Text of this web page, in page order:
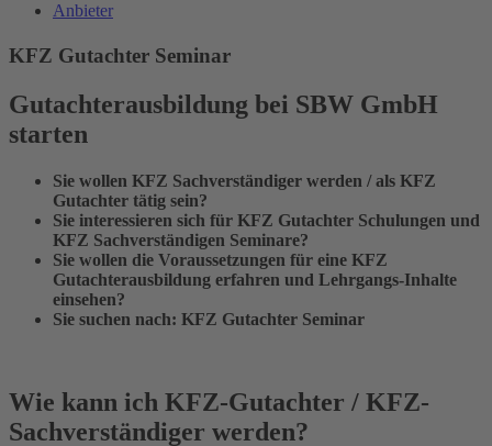
Anbieter
KFZ Gutachter Seminar
Gutachterausbildung bei SBW GmbH
starten
Sie wollen KFZ Sachverständiger werden / als KFZ
Gutachter tätig sein?
Sie interessieren sich für KFZ Gutachter Schulungen und
KFZ Sachverständigen Seminare?
Sie wollen die Voraussetzungen für eine KFZ
Gutachterausbildung erfahren und Lehrgangs-Inhalte
einsehen?
Sie suchen nach: KFZ Gutachter Seminar
Wie kann ich KFZ-Gutachter / KFZ-
Sachverständiger werden?